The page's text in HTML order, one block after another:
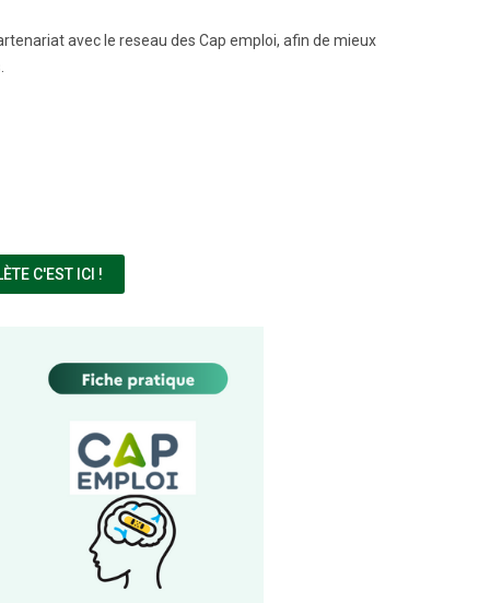
avec le reseau des Cap emploi, afin de mieux
C'EST ICI !(NOUVELLE FENÊTRE)